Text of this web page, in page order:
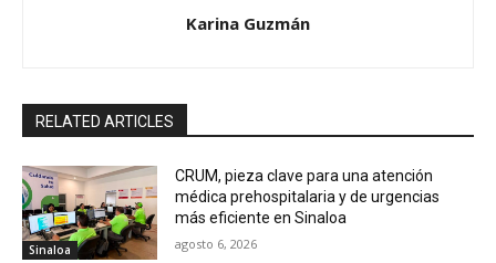
Karina Guzmán
RELATED ARTICLES
Sinaloa
CRUM, pieza clave para una atención
médica prehospitalaria y de urgencias
más eficiente en Sinaloa
agosto 6, 2026